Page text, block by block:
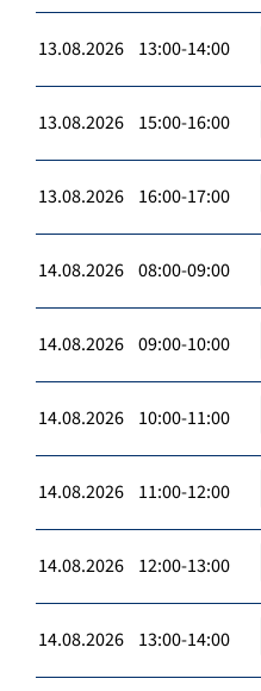
13.08.2026 13:00-14:00
13.08.2026 15:00-16:00
13.08.2026 16:00-17:00
14.08.2026 08:00-09:00
14.08.2026 09:00-10:00
14.08.2026 10:00-11:00
14.08.2026 11:00-12:00
14.08.2026 12:00-13:00
14.08.2026 13:00-14:00